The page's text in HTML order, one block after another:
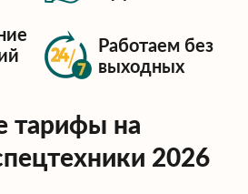
Работаем без
выходных
тарифы на
2026